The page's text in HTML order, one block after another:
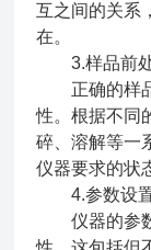
互之间的关系
在。
3.样品前
正确的样品
性。根据不同
碎、溶解等一
仪器要求的状
4.参数设
仪器的参数